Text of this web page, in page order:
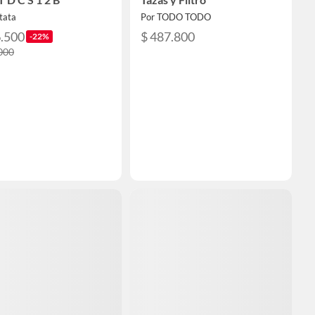
-22%
Por TODO TODO
$ 487.800